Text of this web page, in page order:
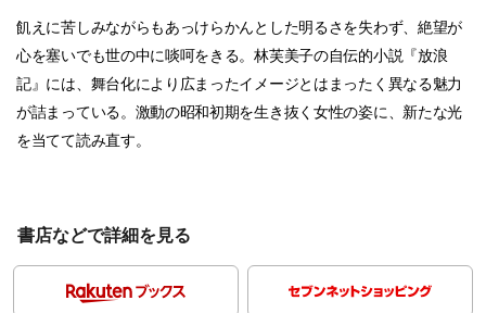
飢えに苦しみながらもあっけらかんとした明るさを失わず、絶望が
心を塞いでも世の中に啖呵をきる。林芙美子の自伝的小説『放浪
記』には、舞台化により広まったイメージとはまったく異なる魅力
が詰まっている。激動の昭和初期を生き抜く女性の姿に、新たな光
を当てて読み直す。
書店などで詳細を見る